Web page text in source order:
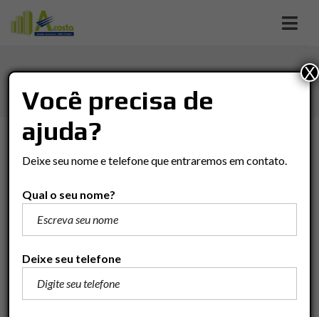
TIPO DE NEGÓCIO
TIPO DO IMÓVEL
VALOR(R$)
Você precisa de
ajuda?
Deixe seu nome e telefone que entraremos em contato.
Qual o seu nome?
Deixe seu telefone
X